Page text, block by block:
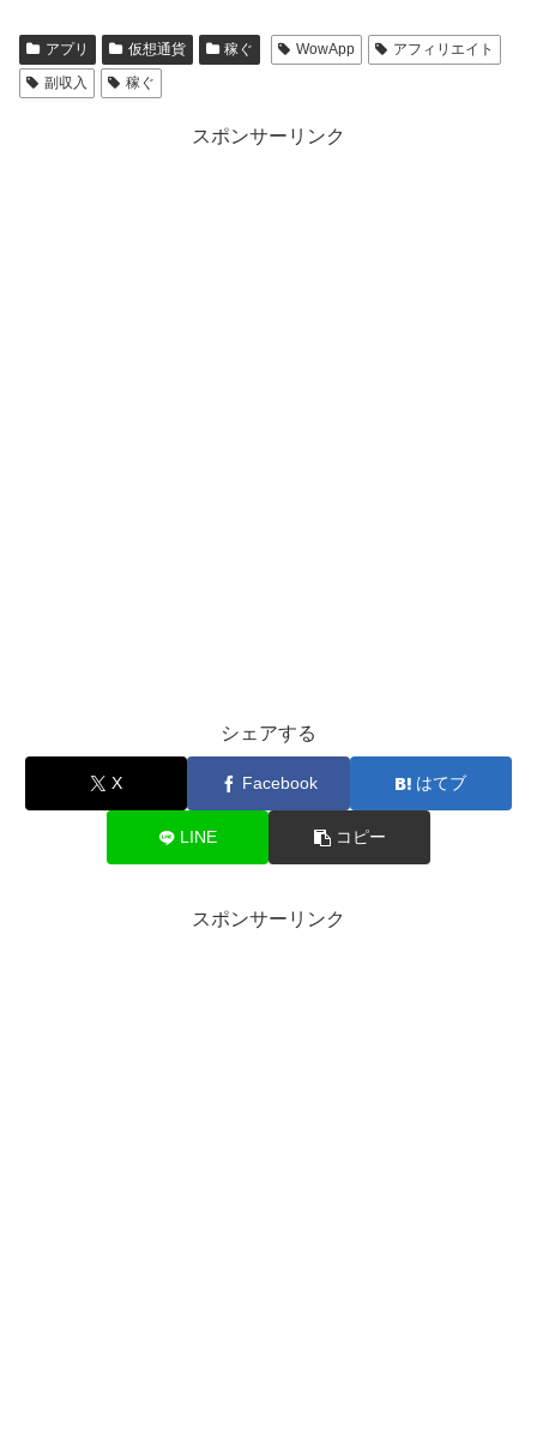
アプリ 仮想通貨 稼ぐ WowApp
アフィリエイト
副収入
稼ぐ
スポンサーリンク
シェアする
X Facebook はてブ
LINE コピー
スポンサーリンク